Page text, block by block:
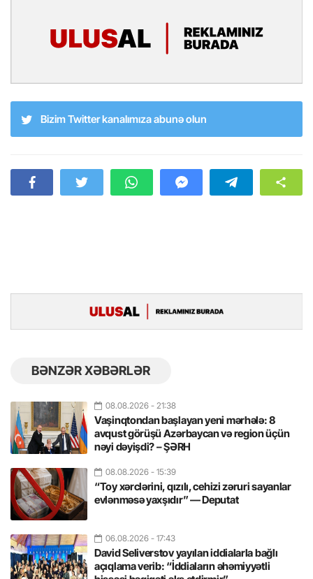
Bizim Twitter kanalımıza abunə olun
BƏNZƏR XƏBƏRLƏR
08.08.2026 - 21:38
Vaşinqtondan başlayan yeni mərhələ: 8
avqust görüşü Azərbaycan və region üçün
nəyi dəyişdi? – ŞƏRH
08.08.2026 - 15:39
“Toy xərclərini, qızılı, cehizi zəruri sayanlar
evlənməsə yaxşıdır” — Deputat
06.08.2026 - 17:43
David Seliverstov yayılan iddialarla bağlı
açıqlama verib: “İddiaların əhəmiyyətli